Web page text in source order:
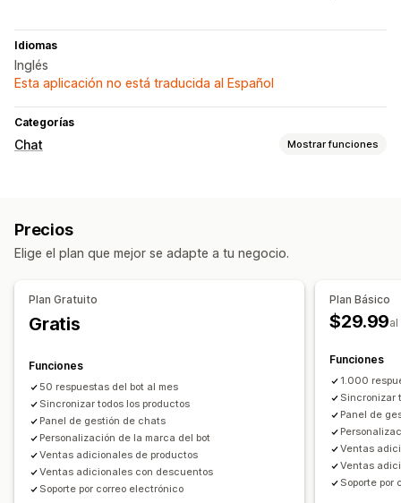
Idiomas
Inglés
Esta aplicación no está traducida al Español
Categorías
Chat Mostrar funciones
Personalización
Avatar del agente
Precios
Elige el plan que mejor se adapte a tu negocio.
Plan Gratuito
Gratis
Funciones
50 respuestas del bot al mes
Sincronizar todos los productos
Panel de gestión de chats
Personalización de la marca del bot
Ventas adicionales de productos
Ventas adicionales con descuentos
Soporte por correo electrónico
Plan Básico
$29.99
Funciones
1.000
Sincronizar
Panel de
Ventas
Ventas
Soporte por